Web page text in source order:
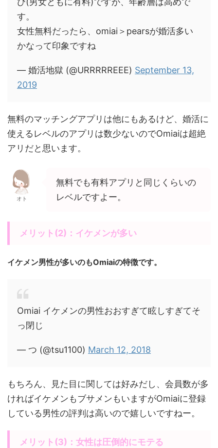
す。
女性無料だったら、omiai＞pearsが婚活多い
かなって印象ですね
— 婚活地獄 (@URRRRREEE) September 13,
2019
無料のマッチングアプリは他にもあるけど、婚活に
使えるレベルのアプリは数少ないのでOmiaiは超絶
アリだと思います。
オト
無料でも有料アプリと同じくらいの
レベルですよー。
メリット(2)：イケメンが多い
イケメン男性が多いのもOmiaiの特徴です。
Omiai イケメンの男性おおすぎて眩しすぎてそ
っ閉じ
— つ (@tsu1100) March 12, 2018
もちろん、見た目に関しては好みだし、会員数が多
ければイケメンもブサメンもいますがOmiaiに登録
している男性の評判は高いので嬉しいですねー。
メリット(3)：女性は圧倒的にモテる